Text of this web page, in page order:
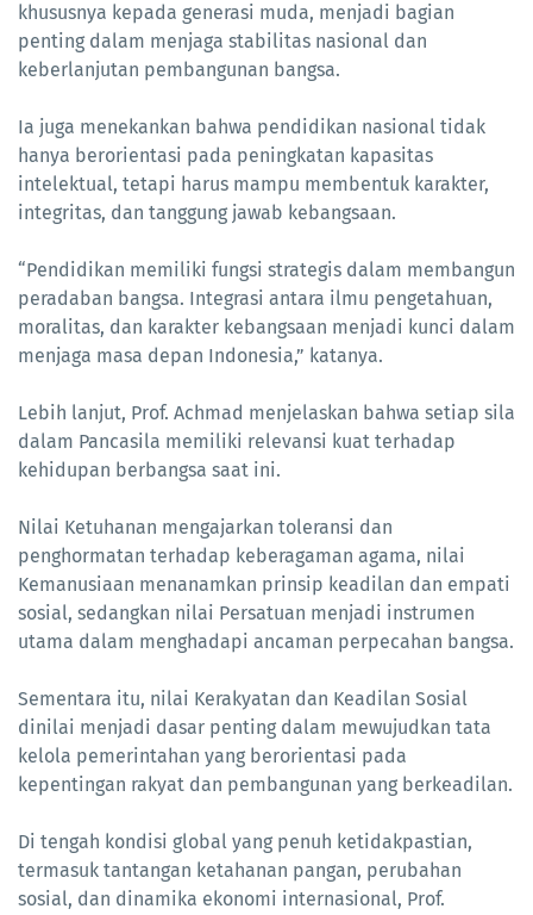
khususnya kepada generasi muda, menjadi bagian
penting dalam menjaga stabilitas nasional dan
keberlanjutan pembangunan bangsa.
Ia juga menekankan bahwa pendidikan nasional tidak
hanya berorientasi pada peningkatan kapasitas
intelektual, tetapi harus mampu membentuk karakter,
integritas, dan tanggung jawab kebangsaan.
“Pendidikan memiliki fungsi strategis dalam membangun
peradaban bangsa. Integrasi antara ilmu pengetahuan,
moralitas, dan karakter kebangsaan menjadi kunci dalam
menjaga masa depan Indonesia,” katanya.
Lebih lanjut, Prof. Achmad menjelaskan bahwa setiap sila
dalam Pancasila memiliki relevansi kuat terhadap
kehidupan berbangsa saat ini.
Nilai Ketuhanan mengajarkan toleransi dan
penghormatan terhadap keberagaman agama, nilai
Kemanusiaan menanamkan prinsip keadilan dan empati
sosial, sedangkan nilai Persatuan menjadi instrumen
utama dalam menghadapi ancaman perpecahan bangsa.
Sementara itu, nilai Kerakyatan dan Keadilan Sosial
dinilai menjadi dasar penting dalam mewujudkan tata
kelola pemerintahan yang berorientasi pada
kepentingan rakyat dan pembangunan yang berkeadilan.
Di tengah kondisi global yang penuh ketidakpastian,
termasuk tantangan ketahanan pangan, perubahan
sosial, dan dinamika ekonomi internasional, Prof.